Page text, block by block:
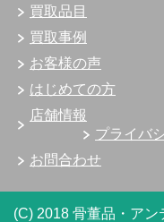
買取品目
買取事例
お客様の声
はじめての方
店舗情報
プライバ
お問合わせ
(C) 2018 骨董品・ア